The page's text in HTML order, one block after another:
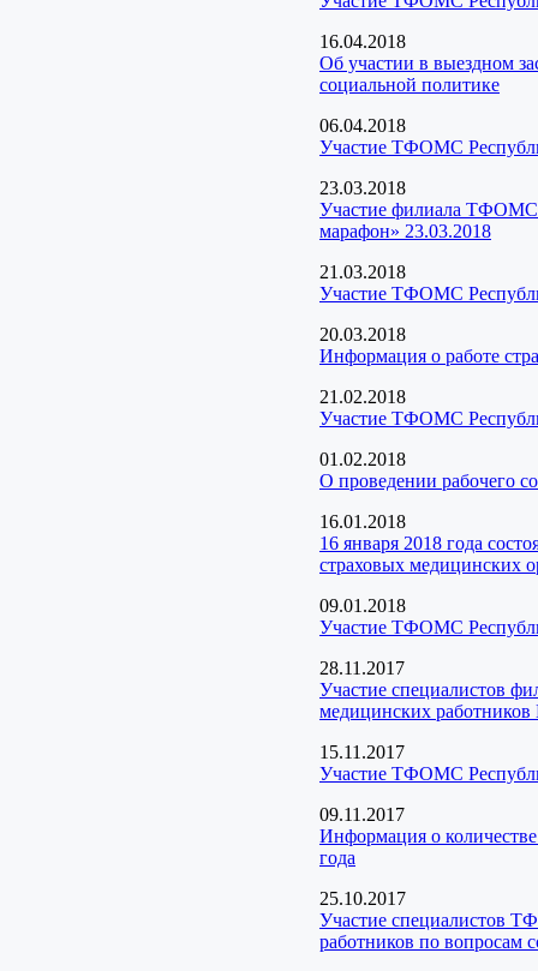
16.04.2018
Об участии в выездном
социальной политике
06.04.2018
Участие ТФОМС
23.03.2018
Участие филиала ТФОМС
марафон» 23.03.2018
21.03.2018
Участие ТФОМС
20.03.2018
Информация о работе
21.02.2018
Участие ТФОМС
01.02.2018
О проведении рабочего
16.01.2018
16 января 2018 года
страховых медицинских
09.01.2018
Участие ТФОМС
28.11.2017
Участие специалистов
медицинских работников
15.11.2017
Участие ТФОМС
09.11.2017
Информация о
года
25.10.2017
Участие специалистов
работников по вопросам